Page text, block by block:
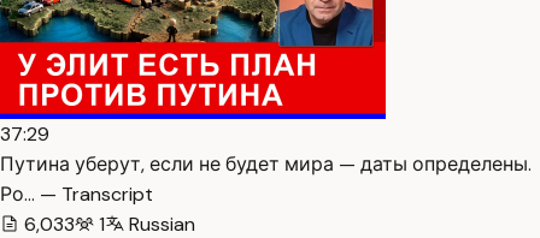
37:29
Путина уберут, если не будет мира — даты определены.
Ро… — Transcript
6,033
1 Russian